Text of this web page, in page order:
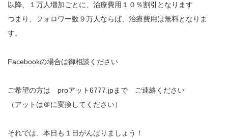
以降、１万人増加ごとに、治療費用１０％割引となります
つまり、フォロワー数９万人ならば、治療費用は無料となりま
す。
Facebookの場合は御相談ください
ご希望の方は proアット6777.jpまで ご連絡ください
（アットは＠に変換してください）
それでは、本日も１日がんばりましょう！